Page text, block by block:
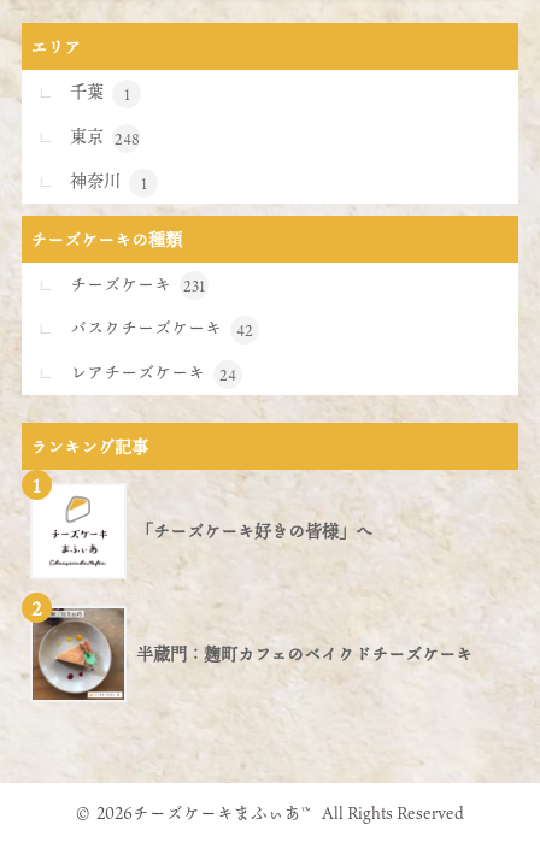
エリア
千葉
1
東京 248
神奈川 1
チーズケーキの種類
チーズケーキ
231
バスクチーズケーキ 42
レアチーズケーキ 24
ランキング記事
1
「チーズケーキ好きの皆様」へ
2
半蔵門：麹町カフェのベイクドチーズケーキ
© 2026チーズケーキまふぃあ™ All Rights Reserved